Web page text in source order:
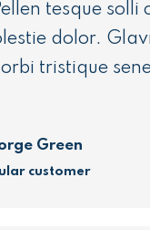
tesque solli
dolor.
tristique
Green
customer